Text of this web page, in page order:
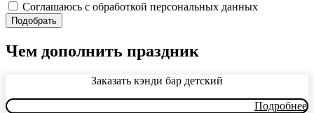
Соглашаюсь с обработкой персональных данных
Подобрать
Чем дополнить праздник
Заказать кэнди бар детский
Подробнее